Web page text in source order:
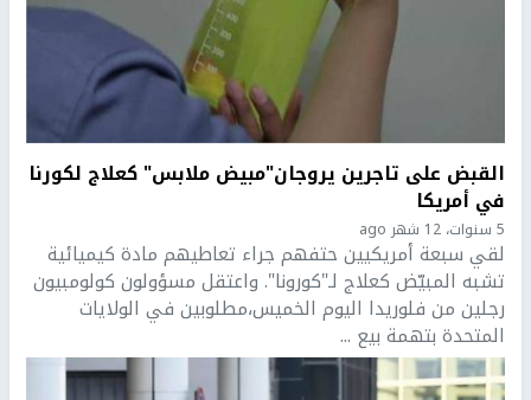
القبض على تاجرين يروجان"مبيض ملابس" كعلاج لكورنا
في أمريكا
5 سنوات، 12 شهر ago
لقي سبعة أمريكيين حتفهم جراء تعاطيهم مادة كيميائية
تشبه المبيّض كعلاج لـ"كورونا". واعتقل مسؤولون كولومبيون
رجلين من فلوريدا اليوم الخميس،مطلوبين في الولايات
المتحدة بتهمة بيع ...